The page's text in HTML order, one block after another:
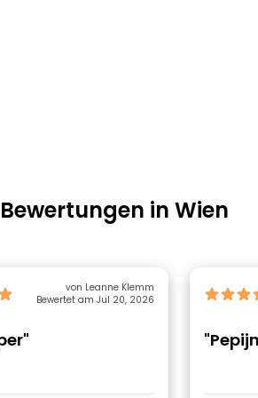
in Wien
von Leanne Klemm
Bewertet am Jul 20, 2026